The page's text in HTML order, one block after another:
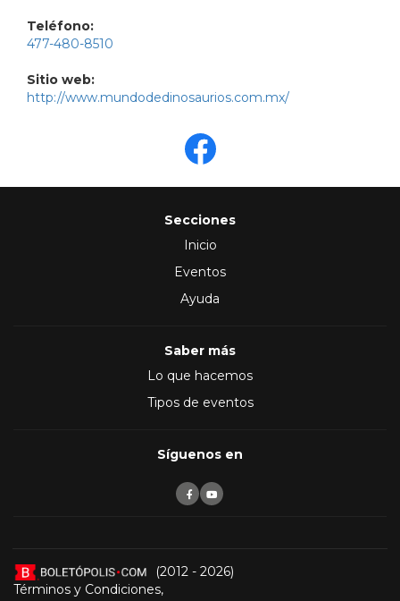
Teléfono:
477-480-8510
Sitio web:
http://www.mundodedinosaurios.com.mx/
Secciones
Inicio
Eventos
Ayuda
Saber más
Lo que hacemos
Tipos de eventos
Síguenos en
(2012 - 2026)
Términos y Condiciones,